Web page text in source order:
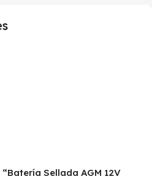
Sellada AGM 12V